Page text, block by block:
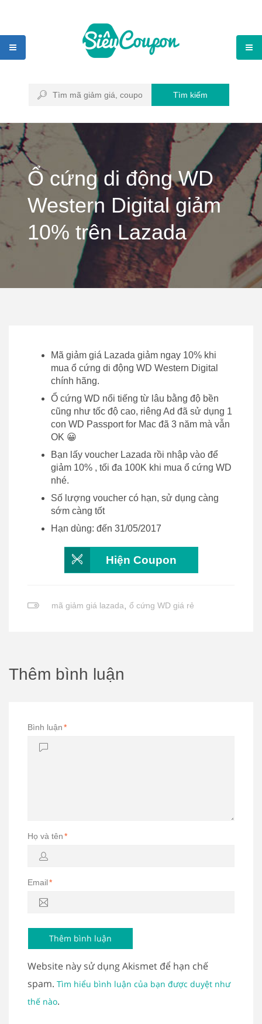
Tìm kiếm
Ổ cứng di động WD
Western Digital giảm
10% trên Lazada
Mã giảm giá Lazada giảm ngay 10% khi
mua ổ cứng di động WD Western Digital
chính hãng.
Ổ cứng WD nổi tiếng từ lâu bằng độ bền
cũng như tốc độ cao, riêng Ad đã sử dụng 1
con WD Passport for Mac đã 3 năm mà vẫn
OK 😀
Bạn lấy voucher Lazada rồi nhập vào để
giảm 10% , tối đa 100K khi mua ổ cứng WD
nhé.
Số lượng voucher có hạn, sử dụng càng
sớm càng tốt
Hạn dùng: đến 31/05/2017
Hiện Coupon
mã giảm giá lazada, ổ cứng WD giá rẻ
Thêm bình luận
Bình luận*
Họ và tên*
Email*
Website này sử dụng Akismet để hạn chế
spam. Tìm hiểu bình luận của bạn được duyệt như
thế nào.